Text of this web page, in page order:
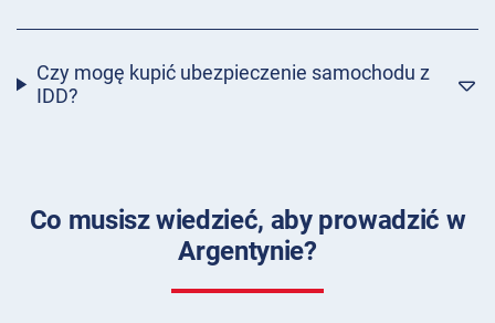
Czy mogę kupić ubezpieczenie samochodu z
IDD?
Co musisz wiedzieć, aby prowadzić w
Argentynie?